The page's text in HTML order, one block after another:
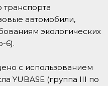
автомобили,
экологических
6).
с использованием
YUBASE (группа III по